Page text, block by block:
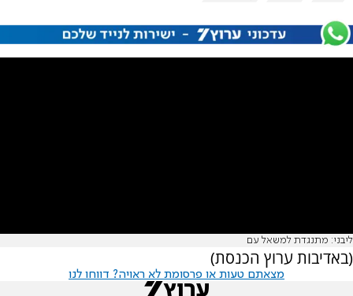
ליבני: מתנגדת למשאל עם
(באדיבות ערוץ הכנסת)
מצאתם טעות או פרסומת לא ראויה? דווחו לנו